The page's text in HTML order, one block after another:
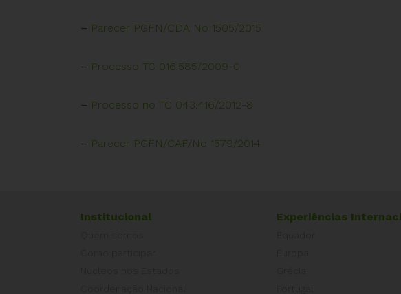
– Parecer PGFN/CDA No 1505/2015
– Processo TC 016.585/2009-0
– Processo no TC 043.416/2012-8
– Parecer PGFN/CAF/No 1579/2014
Institucional Experiências